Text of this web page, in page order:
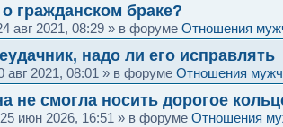
гражданском браке?
авг 2021, 08:29 » в форуме Отношения
надо ли его исправлять
авг 2021, 08:01 » в форуме Отношения
не смогла носить дорогое
25 июн 2026, 16:51 » в форуме Отношения